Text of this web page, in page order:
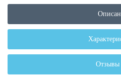
Отзывы